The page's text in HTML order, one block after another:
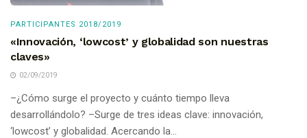
PARTICIPANTES 2018/2019
«Innovación, ‘lowcost’ y globalidad son nuestras
claves»
02/09/2019
–¿Cómo surge el proyecto y cuánto tiempo lleva
desarrollándolo? –Surge de tres ideas clave: innovación,
‘lowcost’ y globalidad. Acercando la...